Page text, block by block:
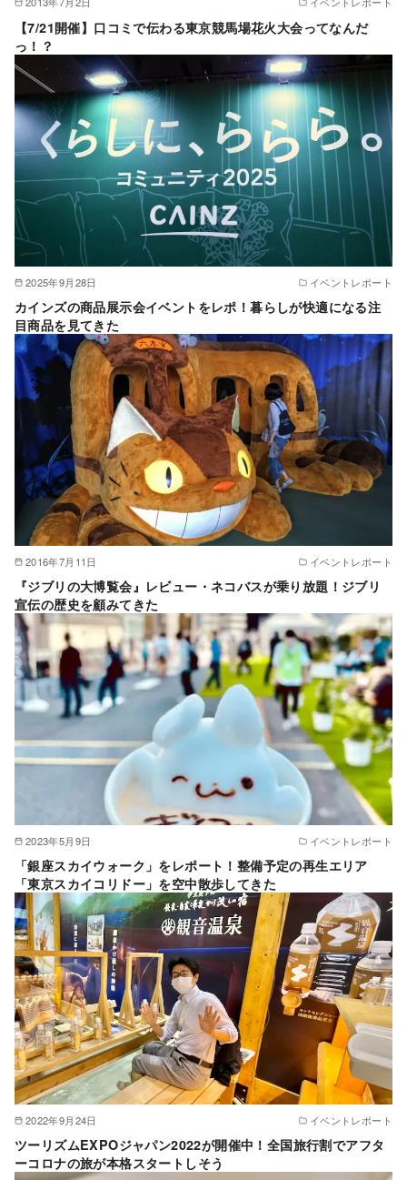
【7/21開催】口コミで伝わる東京競馬場花火大会ってなんだ
っ！？
2025年9月28日 イベントレポート
カインズの商品展示会イベントをレポ！暮らしが快適になる注
目商品を見てきた
2016年7月11日 イベントレポート
『ジブリの大博覧会』レビュー・ネコバスが乗り放題！ジブリ
宣伝の歴史を顧みてきた
2023年5月9日 イベントレポート
「銀座スカイウォーク」をレポート！整備予定の再生エリア
「東京スカイコリドー」を空中散歩してきた
2022年9月24日 イベントレポート
ツーリズムEXPOジャパン2022が開催中！全国旅行割でアフタ
ーコロナの旅が本格スタートしそう